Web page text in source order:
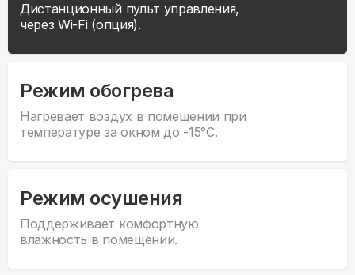
Дистанционный пульт управления,
через Wi-Fi (опция).
Режим обогрева
Нагревает воздух в помещении при
температуре за окном до -15°С.
Режим осушения
Поддерживает комфортную
влажность в помещении.